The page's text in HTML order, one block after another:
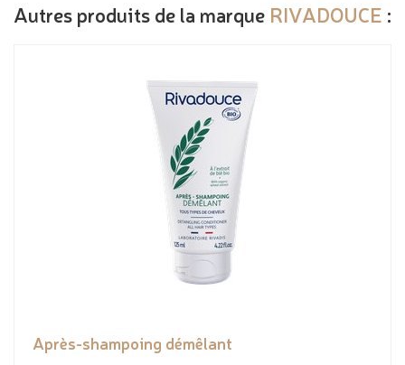
Autres produits de la marque RIVADOUCE :
Après-shampoing démêlant